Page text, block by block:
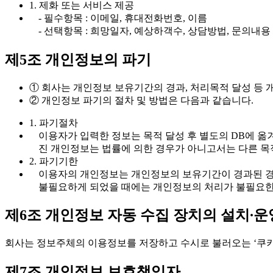
1. 제화 또는 서비스 제공
- 필수항목 : 이메일, 휴대전화번호, 이름
- 선택항목 : 희망일자, 예상하객수, 상담방법, 문의내용
제5조 개인정보의 파기
① 회사는 개인정보 보유기간의 경과, 처리목적 달성 등
② 개인정보 파기의 절차 및 방법은 다음과 같습니다.
1. 파기절차
이용자가 입력한 정보는 목적 달성 후 별도의 DB에
진 개인정보는 법률에 의한 경우가 아니고서는 다른
2. 파기기한
이용자의 개인정보는 개인정보의 보유기간이 경과된
불필요하게 되었을 때에는 개인정보의 처리가 불필요
제6조 개인정보 자동 수집 장치의 설치∙
회사는 정보주체의 이용정보를 저장하고 수시로 불러오는 ‘쿠